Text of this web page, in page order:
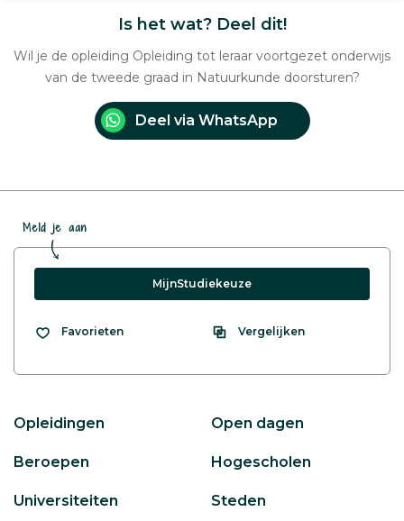
Is het wat? Deel dit!
Wil je de opleiding Opleiding tot leraar voortgezet onderwijs
van de tweede graad in Natuurkunde doorsturen?
Deel via WhatsApp
Meld je aan
MijnStudiekeuze
Favorieten Vergelijken
Opleidingen Open dagen
Beroepen Hogescholen
Universiteiten Steden